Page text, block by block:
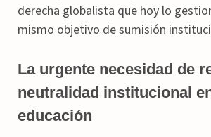
derecha globalista que hoy lo
mismo objetivo de sumisión
La urgente necesidad de
neutralidad institucional
educación